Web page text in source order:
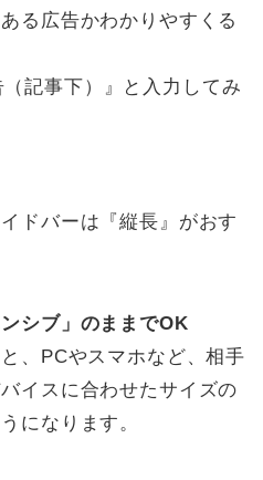
る広告かわかりやすくる
記事下）』と入力してみ
ドバーは『縦長』がおす
シブ」のままでOK
、PCやスマホなど、相手
イスに合わせたサイズの
になります。